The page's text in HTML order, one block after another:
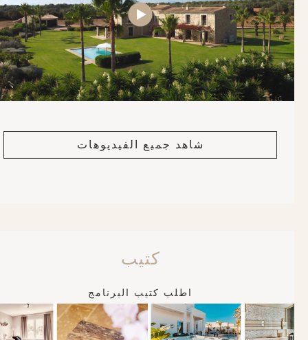
شاهد جميع الفيديوهات
كتيب
اطلب كتيب البرنامج